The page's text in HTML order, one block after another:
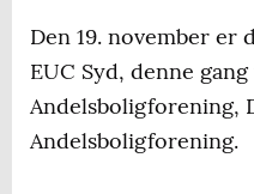
Den 19. november er
EUC Syd, denne
Andelsboligforening,
Andelsboligforening.